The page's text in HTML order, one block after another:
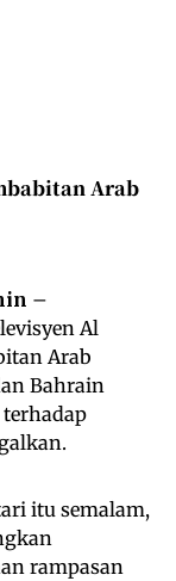
Arab
–
Al
Arab
Bahrain
itu semalam,
rampasan